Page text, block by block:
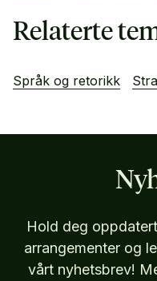
Relaterte
Språk og retorikk
Hold deg
arrangementer og
vårt nyhetsbrev!